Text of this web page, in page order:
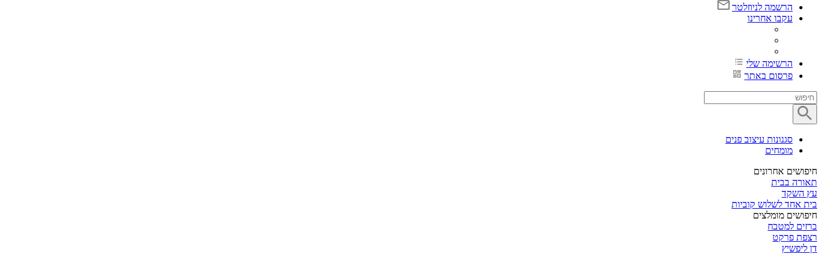
הרשמה לניוזלטר
עקבו אחרינו
הרשימה שלי
פרסום באתר
סגנונות עיצוב פנים
מומחים
חיפושים אחרונים
תאורה בבית
עץ השקד
בית אחד לשלוש קוביות
חיפושים מומלצים
ברזים למטבח
רצפת פרקט
דן ליפשיץ